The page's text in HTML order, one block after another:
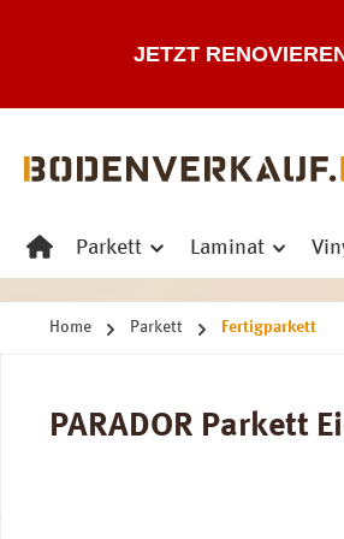
JETZT
Parkett Laminat
Home Parkett Fertigparkett
PARADOR Parkett